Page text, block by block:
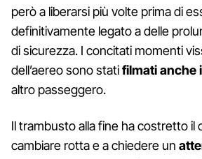
però a liberarsi più volte prima di
definitivamente legato a delle
di sicurezza. I concitati momenti
dell’aereo sono statifilmati anche
altro passeggero.
Il trambusto alla fine ha costretto il
cambiare rotta e a chiedere un